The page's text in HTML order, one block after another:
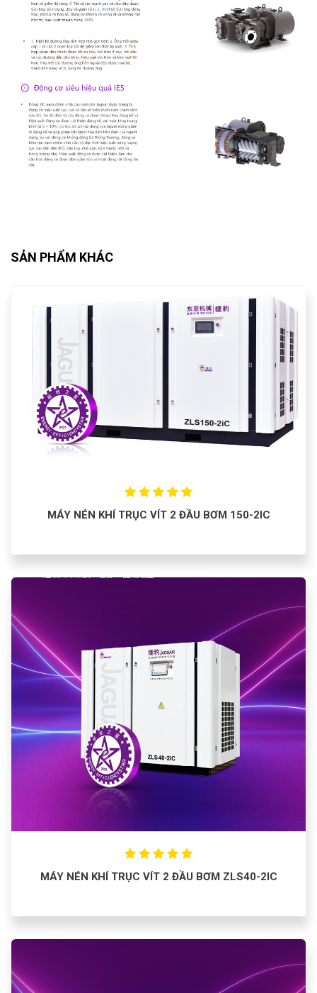
SẢN PHẨM KHÁC
MÁY NÉN KHÍ TRỤC VÍT 2 ĐẦU BƠM 150-2IC
MÁY NÉN KHÍ TRỤC VÍT 2 ĐẦU BƠM ZLS40-2IC